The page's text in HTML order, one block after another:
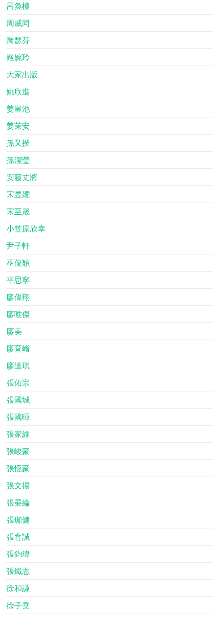
呂奐模
周威同
喬瑟芬
嚴婉玲
大家出版
姚欣進
姜皇池
姜茉安
孫又揆
孫潔瑩
安藤丈將
宋昱嫺
宋至晟
小笠原欣幸
尹子軒
巫俊穎
平思寧
廖偉翔
廖唯傑
廖美
廖育嶒
廖達琪
張佑宗
張國城
張國暉
張家維
張峻豪
張恆豪
張文揚
張晏綸
張珈健
張育誠
張鈞瑋
張鐵志
徐和謙
徐子堯